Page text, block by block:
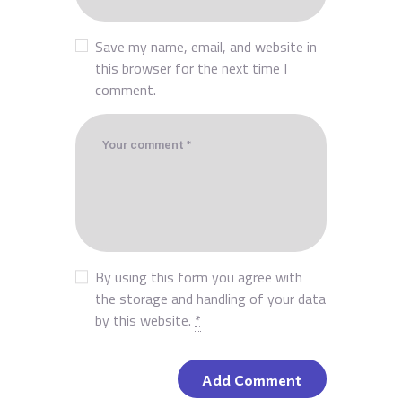
Save my name, email, and website in
this browser for the next time I
comment.
By using this form you agree with
the storage and handling of your data
by this website.*